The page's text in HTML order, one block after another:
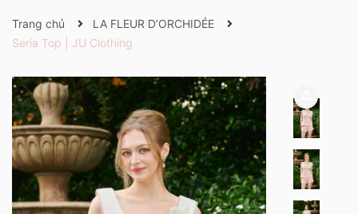
Trang chủ
LA FLEUR D’ORCHIDÉE
Seria Top | JU Clothing